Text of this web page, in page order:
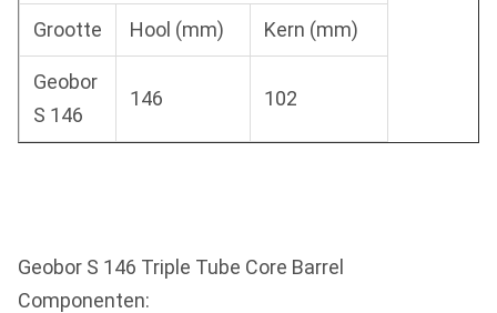
Grootte Hool (mm) Kern (mm)
Geobor
S 146
146 102
Geobor S 146 Triple Tube Core Barrel
Componenten: